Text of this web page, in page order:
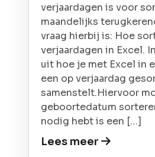
verjaardagen is voor
maandelijks
vraag hierbij is: Hoe
verjaardagen in Excel.
uit hoe je met Excel in
een op verjaardag
samenstelt.Hiervoor
geboortedatum
nodig hebt is een […]
Lees meer